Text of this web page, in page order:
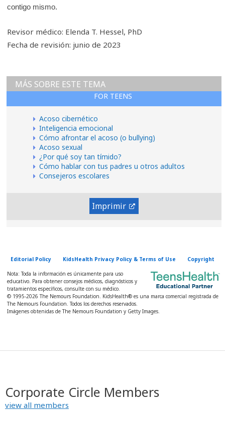
contigo mismo.
Revisor médico: Elenda T. Hessel, PhD
Fecha de revisión: junio de 2023
FOR TEENS
MÁS SOBRE ESTE TEMA
Acoso cibernético
Inteligencia emocional
Cómo afrontar el acoso (o bullying)
Acoso sexual
¿Por qué soy tan tímido?
Cómo hablar con tus padres u otros adultos
Consejeros escolares
Imprimir
Editorial Policy KidsHealth Privacy Policy & Terms of Use Copyright
Nota: Toda la información es únicamente para uso
educativo. Para obtener consejos médicos, diagnósticos y
tratamientos específicos, consulte con su médico.
© 1995-2026 The Nemours Foundation. KidsHealth® es una marca comercial registrada de
The Nemours Foundation. Todos los derechos reservados.
Imágenes obtenidas de The Nemours Foundation y Getty Images.
Corporate Circle Members
view all members